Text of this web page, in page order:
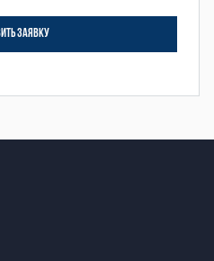
ЗАЯВКУ